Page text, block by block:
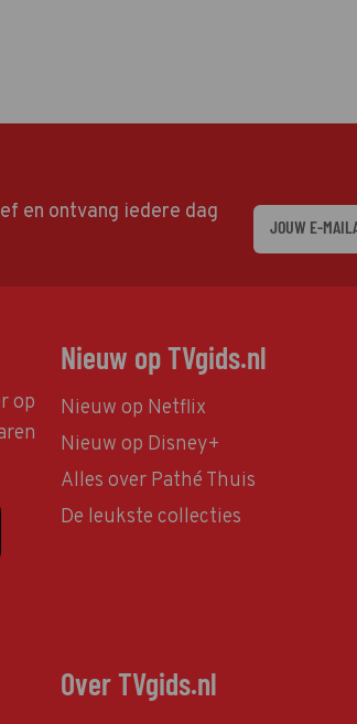
en ontvang iedere dag
op
Nieuw op TVgids.nl
Nieuw op Netflix
Nieuw op Disney+
Alles over Pathé Thuis
De leukste collecties
Over TVgids.nl